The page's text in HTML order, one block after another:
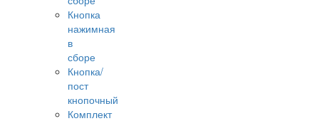
Кнопка
нажимная
в
сборе
Кнопка/
пост
кнопочный
Комплект